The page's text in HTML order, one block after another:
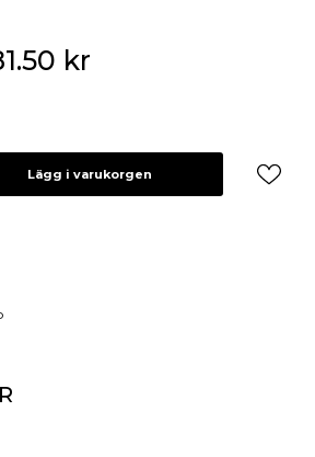
kr
Lägg i varukorgen